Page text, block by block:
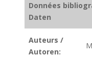
Données
Daten
Auteurs /
Autoren: